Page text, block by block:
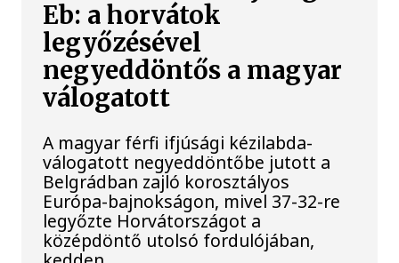
Eb: a horvátok
legyőzésével
negyeddöntős a magyar
válogatott
A magyar férfi ifjúsági kézilabda-
válogatott negyeddöntőbe jutott a
Belgrádban zajló korosztályos
Európa-bajnokságon, mivel 37-32-re
legyőzte Horvátországot a
középdöntő utolsó fordulójában,